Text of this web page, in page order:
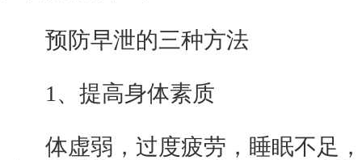
预防早泄的三种方法
1、提高身体素质
体虚弱，过度疲劳，睡眠不足，